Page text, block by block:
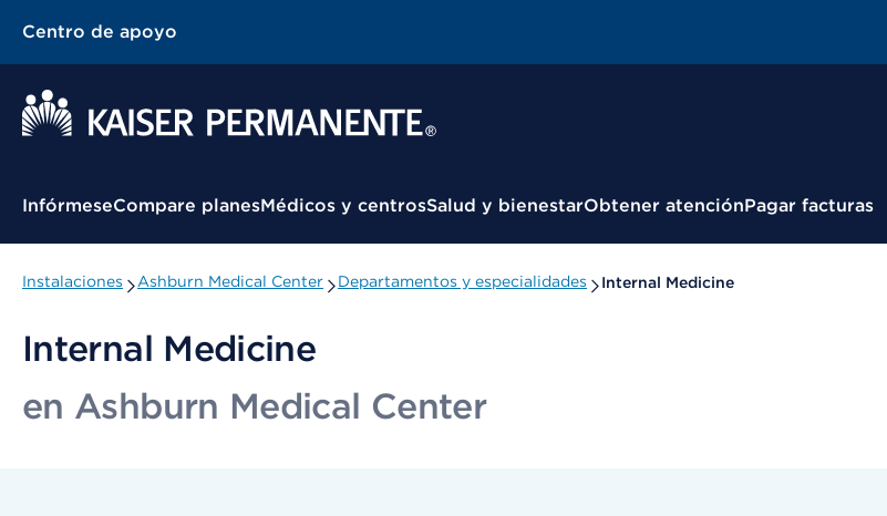
Centro de apoyo
Menú contextual
InfórmeseCompare planesMédicos y centrosSalud y bienestarObtener atenciónPagar facturas
Instalaciones Ashburn Medical Center Departamentos y especialidades Internal Medicine
Internal Medicine
en Ashburn Medical Center